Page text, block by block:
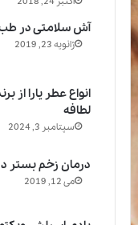
آش سلامتی در
ژانویه 23, 2019
انواع عطر یارا از
لطافه
سپتامبر 3, 2024
درمان زخم بستر
می 12, 2019